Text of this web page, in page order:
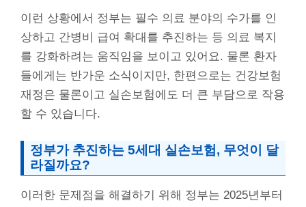
이런 상황에서 정부는 필수 의료 분야의 수가를 인
상하고 간병비 급여 확대를 추진하는 등 의료 복지
를 강화하려는 움직임을 보이고 있어요. 물론 환자
들에게는 반가운 소식이지만, 한편으로는 건강보험
재정은 물론이고 실손보험에도 더 큰 부담으로 작용
할 수 있습니다.
정부가 추진하는 5세대 실손보험, 무엇이 달
라질까요?
이러한 문제점을 해결하기 위해 정부는 2025년부터